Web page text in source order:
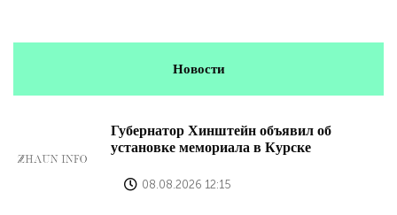
Новости
Губернатор Хинштейн объявил об
установке мемориала в Курске
08.08.2026 12:15